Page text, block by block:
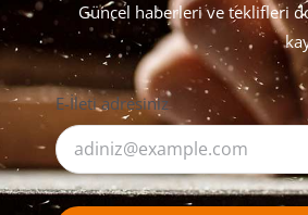
Güncel haberleri ve teklifleri
E-İleti adresiniz